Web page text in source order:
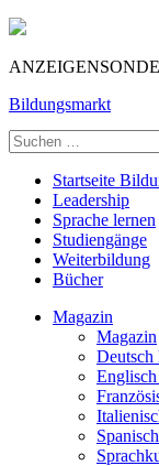
Bildungsmarkt
Startseite
Leadership
Sprache lernen
Studiengänge
Weiterbildung
Bücher
Magazin
Magazin
Deutsch